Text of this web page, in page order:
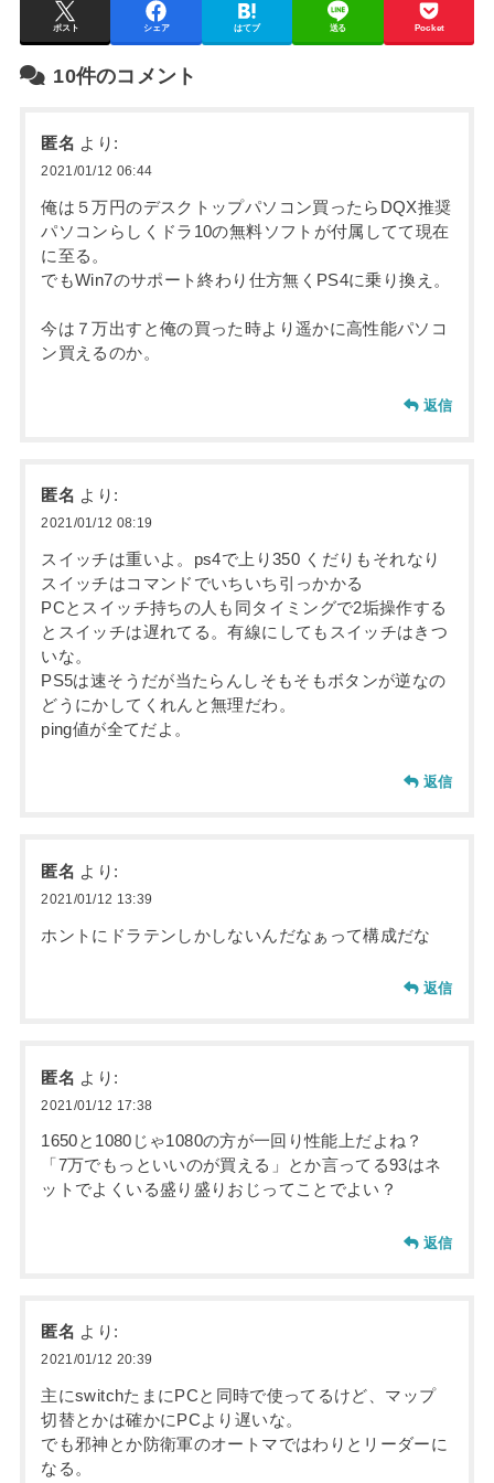
ポスト シェア はてブ 送る Pocket
10件のコメント
匿名 より:
2021/01/12 06:44
俺は５万円のデスクトップパソコン買ったらDQX推奨
パソコンらしくドラ10の無料ソフトが付属してて現在
に至る。
でもWin7のサポート終わり仕方無くPS4に乗り換え。
今は７万出すと俺の買った時より遥かに高性能パソコ
ン買えるのか。
返信
匿名 より:
2021/01/12 08:19
スイッチは重いよ。ps4で上り350 くだりもそれなり
スイッチはコマンドでいちいち引っかかる
PCとスイッチ持ちの人も同タイミングで2垢操作する
とスイッチは遅れてる。有線にしてもスイッチはきつ
いな。
PS5は速そうだが当たらんしそもそもボタンが逆なの
どうにかしてくれんと無理だわ。
ping値が全てだよ。
返信
匿名 より:
2021/01/12 13:39
ホントにドラテンしかしないんだなぁって構成だな
返信
匿名 より:
2021/01/12 17:38
1650と1080じゃ1080の方が一回り性能上だよね？
「7万でもっといいのが買える」とか言ってる93はネ
ットでよくいる盛り盛りおじってことでよい？
返信
匿名 より:
2021/01/12 20:39
主にswitchたまにPCと同時で使ってるけど、マップ
切替とかは確かにPCより遅いな。
でも邪神とか防衛軍のオートマではわりとリーダーに
なる。